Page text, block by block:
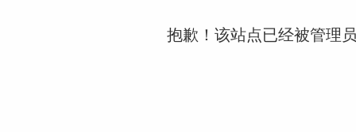
抱歉！该站点已经被管理